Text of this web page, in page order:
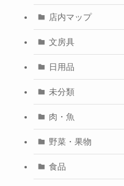
店内マップ
文房具
日用品
未分類
肉・魚
野菜・果物
食品